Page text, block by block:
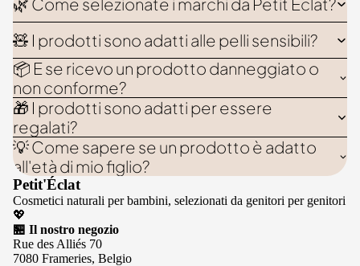
🧸 I prodotti sono adatti alle pelli sensibili?
📦 E se ricevo un prodotto danneggiato o
non conforme?
🎁 I prodotti sono adatti per essere
regalati?
💡 Come sapere se un prodotto è adatto
all'età di mio figlio?
Petit'Éclat
Cosmetici naturali per bambini, selezionati da genitori per genitori
💖
🏪 Il nostro negozio
Rue des Alliés 70
7080 Frameries, Belgio